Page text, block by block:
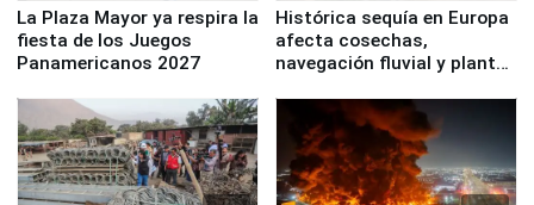
La Plaza Mayor ya respira la
fiesta de los Juegos
Panamericanos 2027
Histórica sequía en Europa
afecta cosechas,
navegación fluvial y plantas